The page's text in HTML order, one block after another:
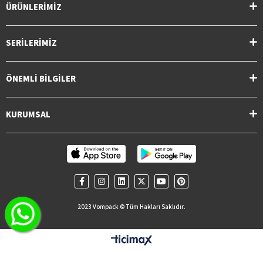
adresi Vompack!
ÜRÜNLERİMİZ
SERİLERİMİZ
ÖNEMLİ BİLGİLER
KURUMSAL
2023 Vompack © Tüm Hakları Saklıdır.